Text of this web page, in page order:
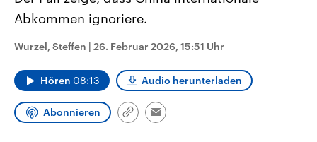
Landtag. Seit 2021 wird das
Bundesland von einer Koalition aus
Umfragen, Prognosen,
Wahlprogramme, aktuelle Berichte
und Kandidaten der anstehenden
Wahl.
Abkommen ignoriere.
Wurzel, Steffen | 26. Februar 2026, 15:51 Uhr
Hören 08:13 Audio herunterladen
Abonnieren
Link
Email